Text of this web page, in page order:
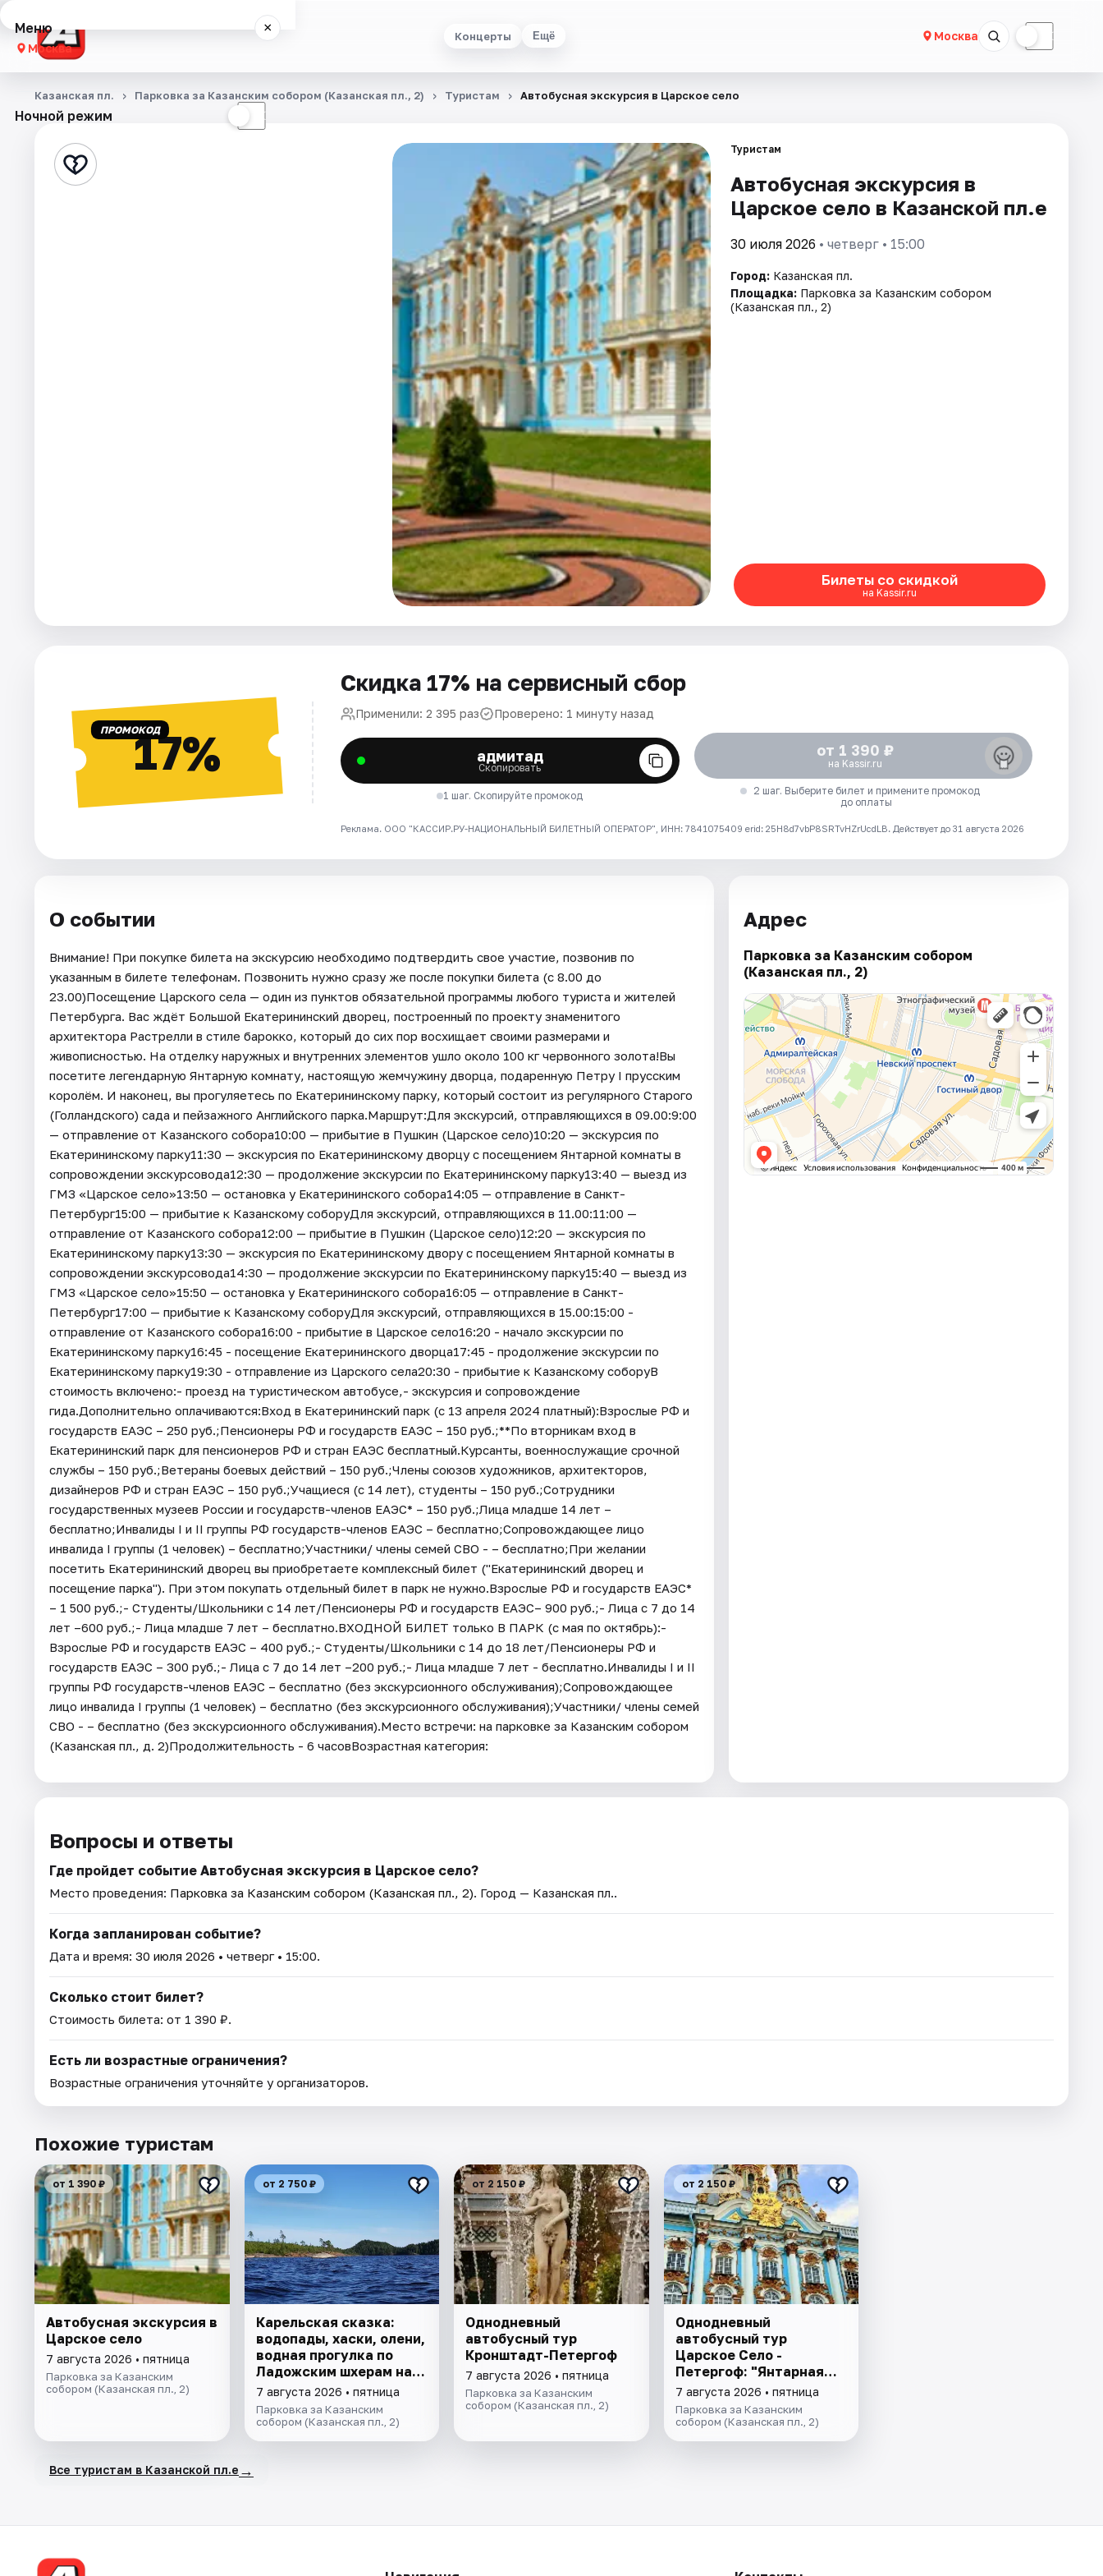
Концерты Ещё Москва ☾
Меню ×
Москва
Концерты
Города
Площадки
Ночной режим ☾
Казанская пл. Парковка за Казанским собором (Казанская пл., 2) Туристам Автобусная экскурсия в Царское село
Туристам
Автобусная экскурсия в
Царское село в Казанской пл.е
30 июля 2026 • четверг • 15:00
Город: Казанская пл.
Площадка: Парковка за Казанским собором
(Казанская пл., 2)
Билеты со скидкой
на Kassir.ru
ПРОМОКОД17%
Скидка 17% на сервисный сбор
Применили: 2 395 раз Проверено: 1 минуту назад
адмитад
Скопировать
1 шаг. Скопируйте промокод
от 1 390 ₽
на Kassir.ru
2 шаг. Выберите билет и примените промокод
до оплаты
Реклама. ООО "КАССИР.РУ-НАЦИОНАЛЬНЫЙ БИЛЕТНЫЙ ОПЕРАТОР", ИНН: 7841075409 erid: 25H8d7vbP8SRTvHZrUcdLB. Действует до 31 августа 2026
О событии
Внимание! При покупке билета на экскурсию необходимо подтвердить свое участие, позвонив по
указанным в билете телефонам. Позвонить нужно сразу же после покупки билета (с 8.00 до
23.00)Посещение Царского села — один из пунктов обязательной программы любого туриста и жителей
Петербурга. Вас ждёт Большой Екатерининский дворец, построенный по проекту знаменитого
архитектора Растрелли в стиле барокко, который до сих пор восхищает своими размерами и
живописностью. На отделку наружных и внутренних элементов ушло около 100 кг червонного золота!Вы
посетите легендарную Янтарную комнату, настоящую жемчужину дворца, подаренную Петру I прусским
королём. И наконец, вы прогуляетесь по Екатерининскому парку, который состоит из регулярного Старого
(Голландского) сада и пейзажного Английского парка.Маршрут:Для экскурсий, отправляющихся в 09.00:9:00
— отправление от Казанского собора10:00 — прибытие в Пушкин (Царское село)10:20 — экскурсия по
Екатерининскому парку11:30 — экскурсия по Екатерининскому дворцу с посещением Янтарной комнаты в
сопровождении экскурсовода12:30 — продолжение экскурсии по Екатерининскому парку13:40 — выезд из
ГМЗ «Царское село»13:50 — остановка у Екатерининского собора14:05 — отправление в Санкт-
Петербург15:00 — прибытие к Казанскому соборуДля экскурсий, отправляющихся в 11.00:11:00 —
отправление от Казанского собора12:00 — прибытие в Пушкин (Царское село)12:20 — экскурсия по
Екатерининскому парку13:30 — экскурсия по Екатерининскому двору с посещением Янтарной комнаты в
сопровождении экскурсовода14:30 — продолжение экскурсии по Екатерининскому парку15:40 — выезд из
ГМЗ «Царское село»15:50 — остановка у Екатерининского собора16:05 — отправление в Санкт-
Петербург17:00 — прибытие к Казанскому соборуДля экскурсий, отправляющихся в 15.00:15:00 -
отправление от Казанского собора16:00 - прибытие в Царское село16:20 - начало экскурсии по
Екатерининскому парку16:45 - посещение Екатерининского дворца17:45 - продолжение экскурсии по
Екатерининскому парку19:30 - отправление из Царского села20:30 - прибытие к Казанскому соборуВ
стоимость включено:- проезд на туристическом автобусе,- экскурсия и сопровождение
гида.Дополнительно оплачиваются:Вход в Екатерининский парк (с 13 апреля 2024 платный):Взрослые РФ и
государств ЕАЭС – 250 руб.;Пенсионеры РФ и государств ЕАЭС – 150 руб.;**По вторникам вход в
Екатерининский парк для пенсионеров РФ и стран ЕАЭС бесплатный.Курсанты, военнослужащие срочной
службы – 150 руб.;Ветераны боевых действий – 150 руб.;Члены союзов художников, архитекторов,
дизайнеров РФ и стран ЕАЭС – 150 руб.;Учащиеся (с 14 лет), студенты – 150 руб.;Сотрудники
государственных музеев России и государств-членов ЕАЭС* – 150 руб.;Лица младше 14 лет –
бесплатно;Инвалиды I и II группы РФ государств-членов ЕАЭС – бесплатно;Сопровождающее лицо
инвалида I группы (1 человек) – бесплатно;Участники/ члены семей СВО - – бесплатно;При желании
посетить Екатерининский дворец вы приобретаете комплексный билет ("Екатерининский дворец и
посещение парка"). При этом покупать отдельный билет в парк не нужно.Взрослые РФ и государств ЕАЭС*
– 1 500 руб.;- Студенты/Школьники с 14 лет/Пенсионеры РФ и государств ЕАЭС– 900 руб.;- Лица с 7 до 14
лет –600 руб.;- Лица младше 7 лет – бесплатно.ВХОДНОЙ БИЛЕТ только В ПАРК (с мая по октябрь):-
Взрослые РФ и государств ЕАЭС – 400 руб.;- Студенты/Школьники с 14 до 18 лет/Пенсионеры РФ и
государств ЕАЭС – 300 руб.;- Лица с 7 до 14 лет –200 руб.;- Лица младше 7 лет - бесплатно.Инвалиды I и II
группы РФ государств-членов ЕАЭС – бесплатно (без экскурсионного обслуживания);Сопровождающее
лицо инвалида I группы (1 человек) – бесплатно (без экскурсионного обслуживания);Участники/ члены семей
СВО - – бесплатно (без экскурсионного обслуживания).Место встречи: на парковке за Казанским собором
(Казанская пл., д. 2)Продолжительность - 6 часовВозрастная категория:
Адрес
Парковка за Казанским собором
(Казанская пл., 2)
Вопросы и ответы
Где пройдет событие Автобусная экскурсия в Царское село?
Место проведения: Парковка за Казанским собором (Казанская пл., 2). Город — Казанская пл..
Когда запланирован событие?
Дата и время: 30 июля 2026 • четверг • 15:00.
Сколько стоит билет?
Стоимость билета: от 1 390 ₽.
Есть ли возрастные ограничения?
Возрастные ограничения уточняйте у организаторов.
Похожие туристам
от 1 390 ₽
Автобусная экскурсия в
Царское село
7 августа 2026 • пятница
Парковка за Казанским
собором (Казанская пл., 2)
от 2 750 ₽
Карельская сказка:
водопады, хаски, олени,
водная прогулка по
Ладожским шхерам на
катере, знакомство с
лютеранской кирхой.
7 августа 2026 • пятница
Парковка за Казанским
собором (Казанская пл., 2)
от 2 150 ₽
Однодневный
автобусный тур
Кронштадт-Петергоф
7 августа 2026 • пятница
Парковка за Казанским
собором (Казанская пл., 2)
от 2 150 ₽
Однодневный
автобусный тур
Царское Село -
Петергоф: "Янтарная
комната и Фонтаны
Петергофа за 1 день"
7 августа 2026 • пятница
Парковка за Казанским
собором (Казанская пл., 2)
Все туристам в Казанской пл.е →